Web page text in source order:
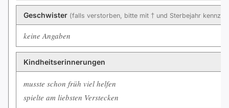
Geschwister (falls verstorben, bitte mit † und Sterbejahr
keine Angaben
Kindheitserinnerungen
musste schon früh viel helfen
spielte am liebsten Verstecken